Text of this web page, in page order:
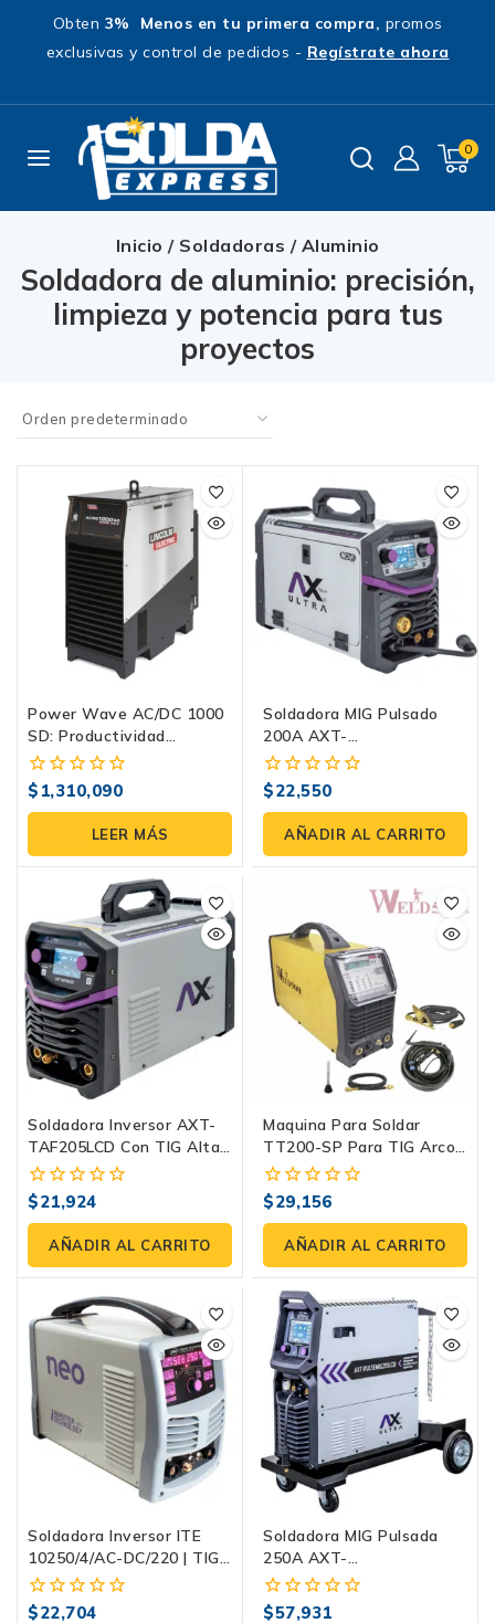
Obten 3% Menos en tu primera compra, promos
exclusivas y control de pedidos - Regístrate ahora
0
Inicio / Soldadoras / Aluminio
Soldadora de aluminio: precisión,
limpieza y potencia para tus
proyectos
Power Wave AC/DC 1000
SD: Productividad
Extrema En Arco
Sumergido
0
fuera
5
$ 1,310,090
LEER MÁS
Soldadora MIG Pulsado
200A AXT-
PULSEMIG200LCD | MIG
Con Pulso/Doble Pulso,
TIG Lift Y MMA | 220V
0
fuera
5
$22,550
AÑADIR AL CARRITO
Soldadora Inversor AXT-
TAF205LCD Con TIG Alta
Frecuencia. Ideal En
Soldadura Profesional
CD/CA Para Aluminio Y
Otros Materiales
0
fuera
5
$21,924
AÑADIR AL CARRITO
Maquina Para Soldar
TT200-SP Para TIG Arco
Pulsado Marca Weld500
0
fuera
5
$29,156
AÑADIR AL CARRITO
Soldadora Inversor ITE
10250/4/AC-DC/220 | TIG
Electro-Pulsado
0
$22,704
Soldadora MIG Pulsada
250A AXT-
PULSEMIG255LCD |
MIG/TIG Lift/MMA |
0
$57,931